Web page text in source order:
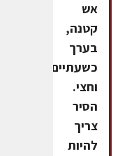
אש
קטנה,
בערך
כשעתיים
וחצי.
הסיר
צריך
להיות